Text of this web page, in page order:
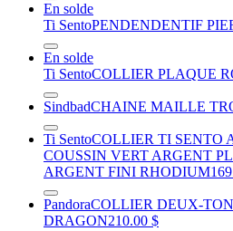
En solde
Ti SentoPENDENDENTIF
En solde
Ti SentoCOLLIER PLAQUE
SindbadCHAINE MAILLE
Ti SentoCOLLIER TI SENTO
COUSSIN VERT ARGENT
ARGENT FINI RHODIUM
PandoraCOLLIER DEUX-
DRAGON210.00 $